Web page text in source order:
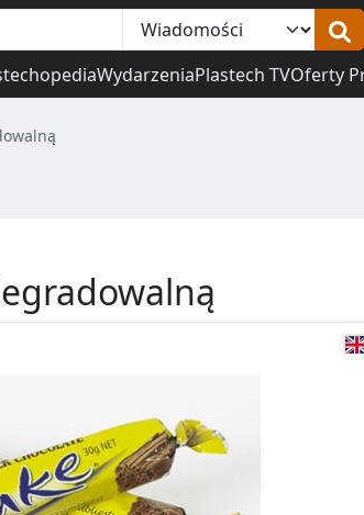
WydarzeniaPlastech TVOferty